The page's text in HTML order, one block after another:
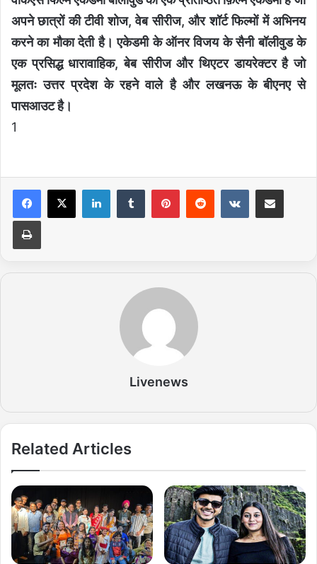
अपने छात्रों की टीवी शोज, वेब सीरीज, और शॉर्ट फिल्मों में अभिनय
करने का मौका देती है। एकेडमी के ऑनर विजय के सैनी बॉलीवुड के
एक प्रसिद्ध धारावाहिक, बेब सीरीज और थिएटर डायरेक्टर है जो
मूलतः उत्तर प्रदेश के रहने वाले है और लखनऊ के बीएनए से
पासआउट है।
1
Livenews
Related Articles